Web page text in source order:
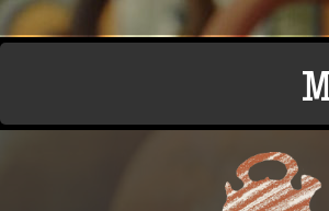
Pasar al contenido principal